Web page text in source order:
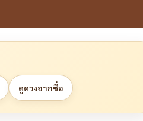
ดูดวงจากชื่อ